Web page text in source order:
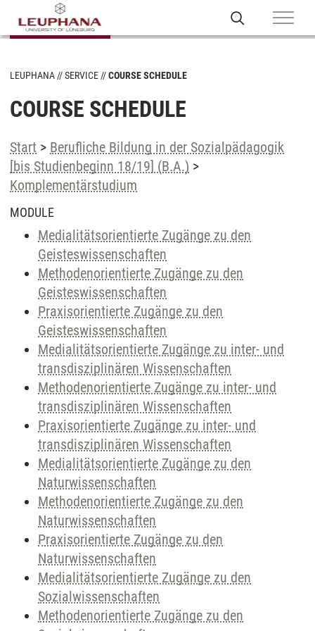
LEUPHANA SERVICE COURSE SCHEDULE
COURSE SCHEDULE
Start > Berufliche Bildung in der Sozialpädagogik
[bis Studienbeginn 18/19] (B.A.) >
Komplementärstudium
MODULE
Medialitätsorientierte Zugänge zu den
Geisteswissenschaften
Methodenorientierte Zugänge zu den
Geisteswissenschaften
Praxisorientierte Zugänge zu den
Geisteswissenschaften
Medialitätsorientierte Zugänge zu inter- und
transdisziplinären Wissenschaften
Methodenorientierte Zugänge zu inter- und
transdisziplinären Wissenschaften
Praxisorientierte Zugänge zu inter- und
transdisziplinären Wissenschaften
Medialitätsorientierte Zugänge zu den
Naturwissenschaften
Methodenorientierte Zugänge zu den
Naturwissenschaften
Praxisorientierte Zugänge zu den
Naturwissenschaften
Medialitätsorientierte Zugänge zu den
Sozialwissenschaften
Methodenorientierte Zugänge zu den